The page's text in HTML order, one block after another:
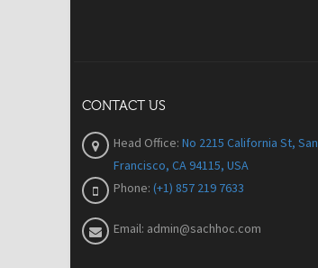
CONTACT US
Head Office: No 2215 California St, San
Francisco, CA 94115, USA
Phone: (+1) 857 219 7633
Email: admin@sachhoc.com